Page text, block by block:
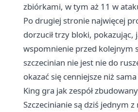
zbiórkami, w tym aż 11 w
Po drugiej stronie najwięcej
dorzucił trzy bloki, pokazując,
wspomnienie przed kolejnym
szczecinian nie jest nie do
okazać się cenniejsze niż
King gra jak zespół
Szczecinianie są dziś jednym